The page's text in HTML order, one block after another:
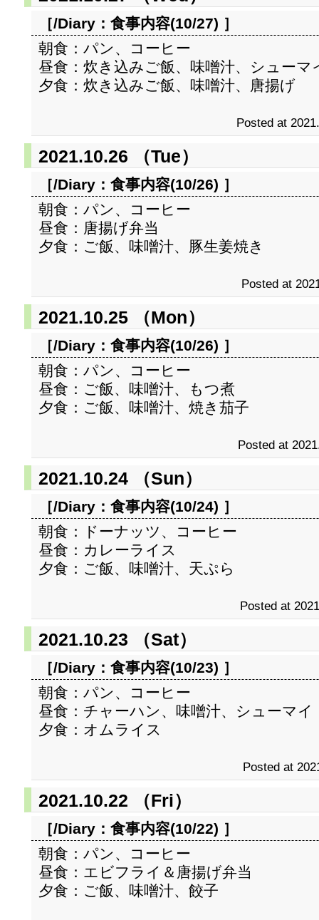
［/Diary： 食事内容(10/27) ］
朝食：パン、コーヒー
昼食：炊き込みご飯、味噌汁、シューマ
夕食：炊き込みご飯、味噌汁、唐揚げ
Posted at
2021.10.26 （Tue）
［/Diary： 食事内容(10/26) ］
朝食：パン、コーヒー
昼食：唐揚げ弁当
夕食：ご飯、味噌汁、豚生姜焼き
Posted at
2021.10.25 （Mon）
［/Diary： 食事内容(10/26) ］
朝食：パン、コーヒー
昼食：ご飯、味噌汁、もつ煮
夕食：ご飯、味噌汁、焼き茄子
Posted at
2021.10.24 （Sun）
［/Diary： 食事内容(10/24) ］
朝食：ドーナッツ、コーヒー
昼食：カレーライス
夕食：ご飯、味噌汁、天ぷら
Posted at
2021.10.23 （Sat）
［/Diary： 食事内容(10/23) ］
朝食：パン、コーヒー
昼食：チャーハン、味噌汁、シューマイ
夕食：オムライス
Posted at
2021.10.22 （Fri）
［/Diary： 食事内容(10/22) ］
朝食：パン、コーヒー
昼食：エビフライ＆唐揚げ弁当
夕食：ご飯、味噌汁、餃子